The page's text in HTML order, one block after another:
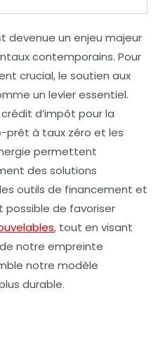
devenue un enjeu majeur
contemporains. Pour
crucial, le soutien aux
un levier essentiel.
crédit d’impôt pour la
prêt à taux zéro et les
permettent
des solutions
outils de financement et
possible de favoriser
, tout en visant
notre empreinte
notre modèle
durable.